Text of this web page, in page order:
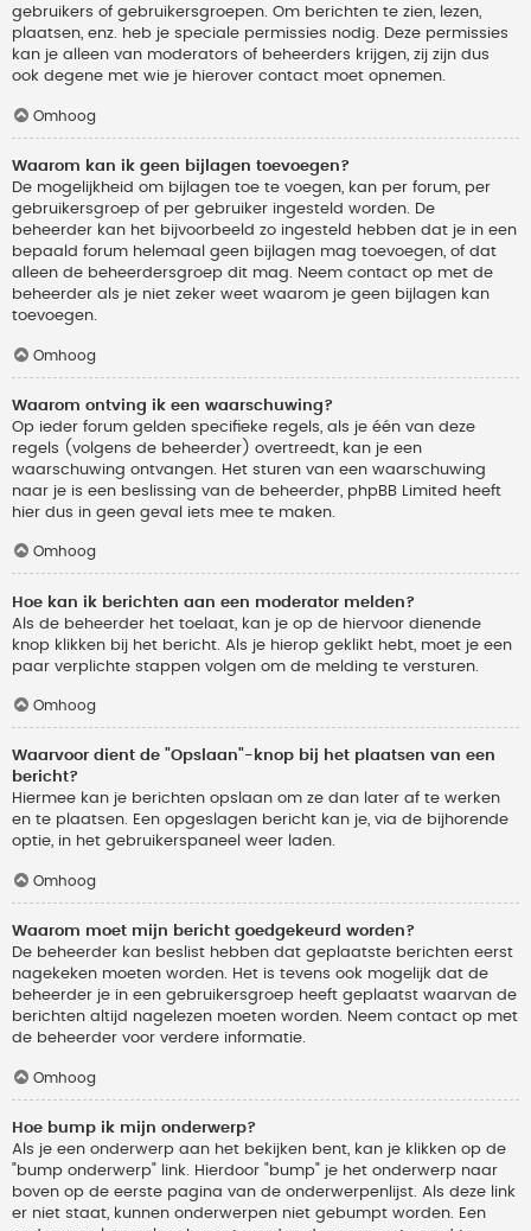
gebruikers of gebruikersgroepen. Om berichten te zien, lezen,
plaatsen, enz. heb je speciale permissies nodig. Deze permissies
kan je alleen van moderators of beheerders krijgen, zij zijn dus
ook degene met wie je hierover contact moet opnemen.
Omhoog
Waarom kan ik geen bijlagen toevoegen?
De mogelijkheid om bijlagen toe te voegen, kan per forum, per
gebruikersgroep of per gebruiker ingesteld worden. De
beheerder kan het bijvoorbeeld zo ingesteld hebben dat je in een
bepaald forum helemaal geen bijlagen mag toevoegen, of dat
alleen de beheerdersgroep dit mag. Neem contact op met de
beheerder als je niet zeker weet waarom je geen bijlagen kan
toevoegen.
Omhoog
Waarom ontving ik een waarschuwing?
Op ieder forum gelden specifieke regels, als je één van deze
regels (volgens de beheerder) overtreedt, kan je een
waarschuwing ontvangen. Het sturen van een waarschuwing
naar je is een beslissing van de beheerder, phpBB Limited heeft
hier dus in geen geval iets mee te maken.
Omhoog
Hoe kan ik berichten aan een moderator melden?
Als de beheerder het toelaat, kan je op de hiervoor dienende
knop klikken bij het bericht. Als je hierop geklikt hebt, moet je een
paar verplichte stappen volgen om de melding te versturen.
Omhoog
Waarvoor dient de "Opslaan"-knop bij het plaatsen van een
bericht?
Hiermee kan je berichten opslaan om ze dan later af te werken
en te plaatsen. Een opgeslagen bericht kan je, via de bijhorende
optie, in het gebruikerspaneel weer laden.
Omhoog
Waarom moet mijn bericht goedgekeurd worden?
De beheerder kan beslist hebben dat geplaatste berichten eerst
nagekeken moeten worden. Het is tevens ook mogelijk dat de
beheerder je in een gebruikersgroep heeft geplaatst waarvan de
berichten altijd nagelezen moeten worden. Neem contact op met
de beheerder voor verdere informatie.
Omhoog
Hoe bump ik mijn onderwerp?
Als je een onderwerp aan het bekijken bent, kan je klikken op de
"bump onderwerp" link. Hierdoor "bump" je het onderwerp naar
boven op de eerste pagina van de onderwerpenlijst. Als deze link
er niet staat, kunnen onderwerpen niet gebumpt worden. Een